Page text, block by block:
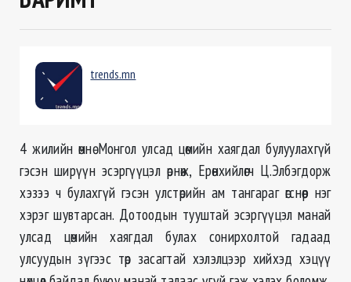
trends.mn
4 жилийн өмнө Монгол улсад цөмийн хаягдал булуулахгүй
гэсэн ширүүн эсэргүүцэл өрнөж, Ерөнхийлөгч Ц.Элбэгдорж
хэзээ ч булахгүй гэсэн улстөрийн ам тангараг өгснөөр нэг
хэрэг шувтарсан. Дотоодын тууштай эсэргүүцэл манай
улсад цөмийн хаягдал булах сонирхолтой гадаад
улсуудын зүгээс төр засагтай хэлэлцээр хийхэд хэцүү